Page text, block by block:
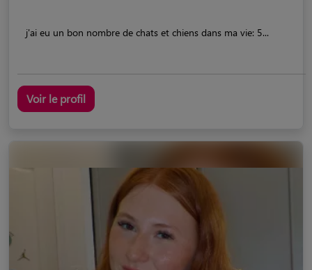
j'ai eu un bon nombre de chats et chiens dans ma vie: 5...
Voir le profil